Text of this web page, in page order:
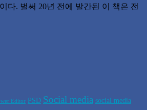
다. 벌써 20년 전에 발간된 이 책은 전
Editor PSD Social media social media